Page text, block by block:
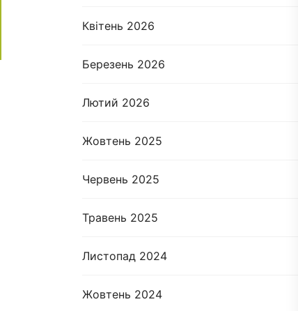
Квітень 2026
Березень 2026
Лютий 2026
Жовтень 2025
Червень 2025
Травень 2025
Листопад 2024
Жовтень 2024